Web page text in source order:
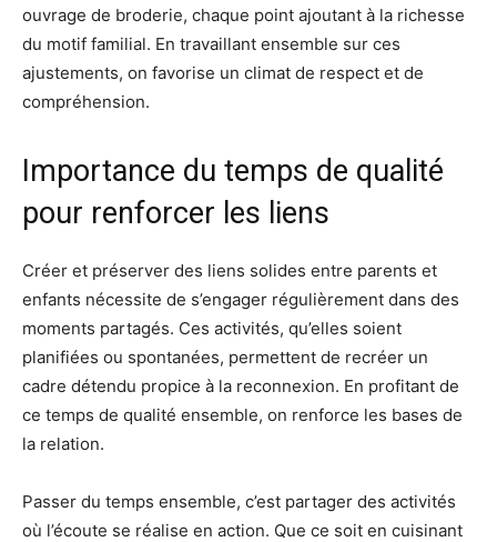
ouvrage de broderie, chaque point ajoutant à la richesse
du motif familial. En travaillant ensemble sur ces
ajustements, on favorise un climat de respect et de
compréhension.
Importance du temps de qualité
pour renforcer les liens
Créer et préserver des liens solides entre parents et
enfants nécessite de s’engager régulièrement dans des
moments partagés. Ces activités, qu’elles soient
planifiées ou spontanées, permettent de recréer un
cadre détendu propice à la reconnexion. En profitant de
ce temps de qualité ensemble, on renforce les bases de
la relation.
Passer du temps ensemble, c’est partager des activités
où l’écoute se réalise en action. Que ce soit en cuisinant